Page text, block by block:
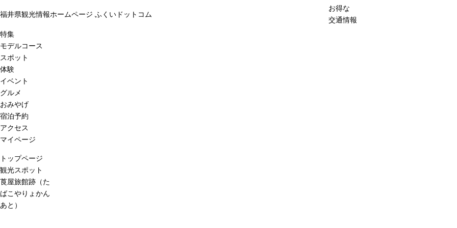
福井県観光情報ホームページ ふくいドットコム
お得な
交通情報
特集
モデルコース
スポット
体験
イベント
グルメ
おみやげ
宿泊予約
アクセス
マイページ
トップページ
観光スポット
莨屋旅館跡（た
ばこやりょかん
あと）